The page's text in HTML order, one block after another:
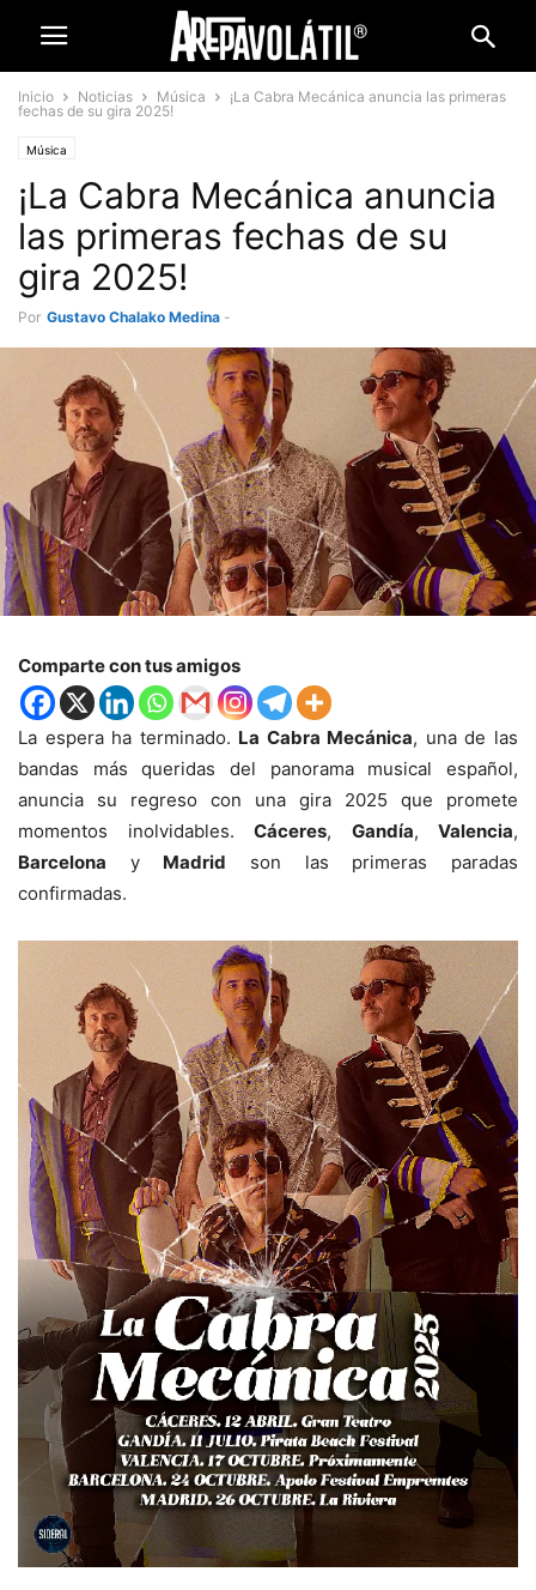
Inicio Noticias Música
¡La Cabra Mecánica anuncia las primeras
fechas de su gira 2025!
Música
¡La Cabra Mecánica anuncia
las primeras fechas de su
gira 2025!
Por Gustavo Chalako Medina -
Comparte con tus amigos
La espera ha terminado. La Cabra Mecánica, una de las
bandas más queridas del panorama musical español,
anuncia su regreso con una gira 2025 que promete
momentos inolvidables. Cáceres, Gandía, Valencia,
Barcelona y Madrid son las primeras paradas
confirmadas.